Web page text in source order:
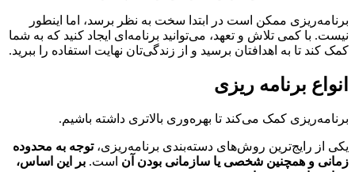
ممکن است در ابتدا سخت به نظر برسد، اما اینطور
با کمی تلاش و تعهد، می‌توانید برنامه‌ای ایجاد کنید که به شما
تا به اهدافتان برسید و از زندگی‌تان نهایت استفاده را ببرید.
برنامه ریزی
کمک می‌کند تا بهره‌وری بالاتری داشته باشیم.
از رایج‌ترین روش‌های دسته‌بندی برنامه‌ریزی،توجه به محدوده
و همچنین شخصی یا سازمانی بودن آناست.بر این اساس،